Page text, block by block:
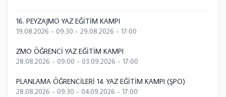
16. PEYZAJMO YAZ EĞİTİM KAMPI
19.08.2026 - 09:30 - 29.08.2026 - 17:00
ZMO ÖĞRENCİ YAZ EĞİTİM KAMPI
28.08.2026 - 09:00 - 03.09.2026 - 17:00
PLANLAMA ÖĞRENCİLERİ 14. YAZ EĞİTİM KAMPI (ŞPO)
28.08.2026 - 09:30 - 04.09.2026 - 17:00